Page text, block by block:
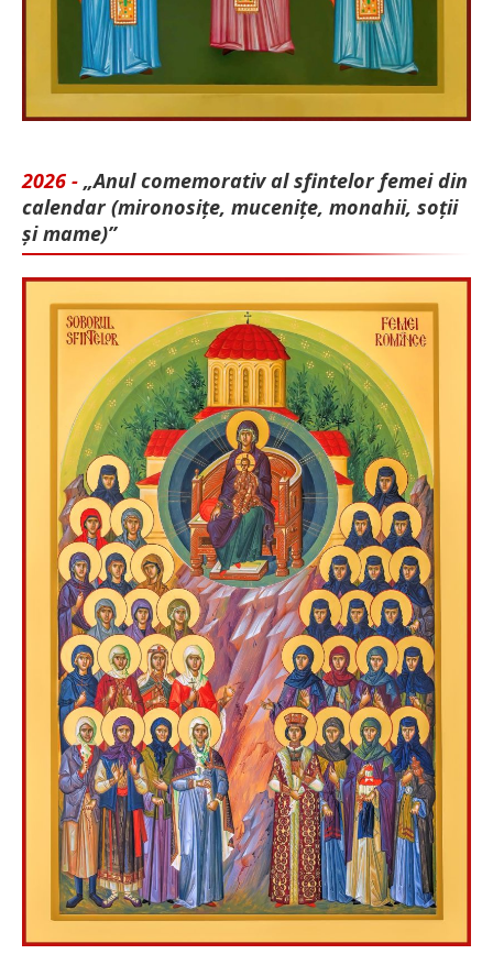
2026 - „Anul comemorativ al sfintelor femei din
calendar (mironosițe, mu­cenițe, monahii, soții
și mame)”